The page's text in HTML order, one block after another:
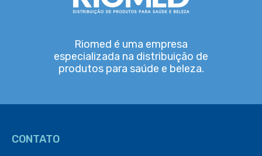
Riomed é uma empresa
especializada na distribuição de
produtos para saúde e beleza.
CONTATO